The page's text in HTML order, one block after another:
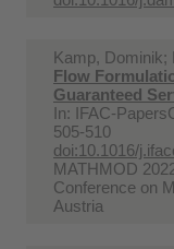
Kamp, Dominik;
Flow
Guaranteed
In: IFAC-
505-510
doi:10.1016/
MATHMOD
Conference on
Austria